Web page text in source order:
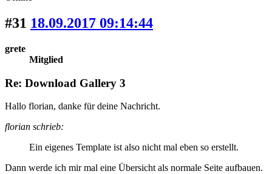
#31 18.09.2017 09:14:44
grete
Mitglied
Re: Download Gallery 3
Hallo florian, danke für deine Nachricht.
florian schrieb:
Ein eigenes Template ist also nicht mal eben so erstellt.
Dann werde ich mir mal eine Übersicht als normale Seite aufbauen.